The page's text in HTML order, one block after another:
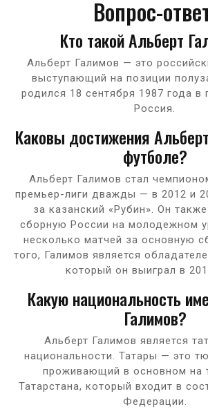
Вопрос-
Кто такой Альберт
Альберт Галимов — это
выступающий на позиции
родился 18 сентября 1987 года в
Россия.
Каковы достижения
футболе?
Альберт Галимов стал
премьер-лиги дважды — в 2012 и
за казанский «Рубин». Он
сборную России на молодежном
несколько матчей за основную
того, Галимов является
который он выиграл в
Какую национальность
Галимов?
Альберт Галимов является
национальности. Татары — это
проживающий в основном на
Татарстана, который входит в
Федерации.